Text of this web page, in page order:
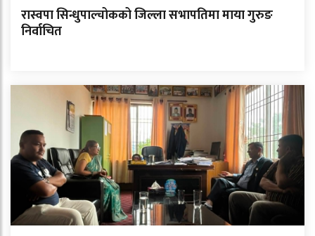
रास्वपा सिन्धुपाल्चोकको जिल्ला सभापतिमा माया गुरुङ
निर्वाचित